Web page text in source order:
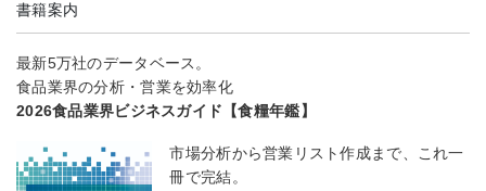
書籍案内
最新5万社のデータベース。
食品業界の分析・営業を効率化
2026食品業界ビジネスガイド【食糧年鑑】
市場分析から営業リスト作成まで、これ一
冊で完結。